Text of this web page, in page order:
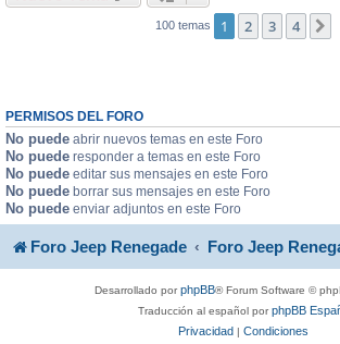
100 temas 1 2 3 4
PERMISOS DEL FORO
No puede abrir nuevos temas en este Foro
No puede responder a temas en este Foro
No puede editar sus mensajes en este Foro
No puede borrar sus mensajes en este Foro
No puede enviar adjuntos en este Foro
Foro Jeep Renegade Foro Jeep
Desarrollado porphpBB® Forum Software ©
Traducción al español porphpBB
Privacidad | Condiciones